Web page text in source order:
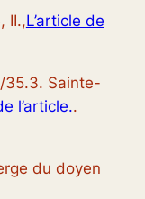
II.,L’article de
35.3. Sainte-
l’article..
du doyen